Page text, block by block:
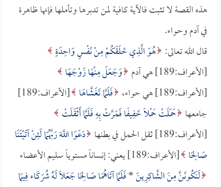
هذه القصة لا تثبت فالآية كافية لمن تدبرها وتأملها فإنها ظاهرة
في آدم وحواء.
قال الله تعالى: هُوَ الَّذِي خَلَقَكُمْ مِنْ نَفْسٍ وَاحِدَةٍ
[الأعراف:189] هي آدم
وَجَعَلَ مِنْهَا زَوْجَهَا
[الأعراف:189] هي حواء،
فَلَمَّا تَغَشَّاهَا
[الأعراف:189]
جامعها حَمَلَتْ حَمْلًا خَفِيفًا فَمَرَّتْ بِهِ فَلَمَّا أَثْقَلَتْ
[الأعراف:189] ثقل الحمل في بطنها
دَعَوَا اللَّهَ رَبَّهُمَا لَئِنْ آتَيْتَنَا
صَالِحًا [الأعراف:189] يعني: إنساناً مستوياً سليم الأعضاء
لَنَكُونَنَّ مِنَ الشَّاكِرِينَ*فَلَمَّا آتَاهُمَا صَالِحًا جَعَلاَ لَهُ شُرَكَاء فِيمَا